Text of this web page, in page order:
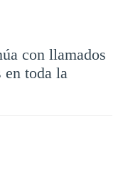
con llamados
en toda la